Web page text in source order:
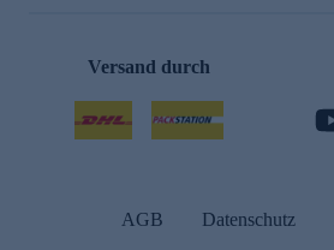
Versand durch
AGB Datenschutz